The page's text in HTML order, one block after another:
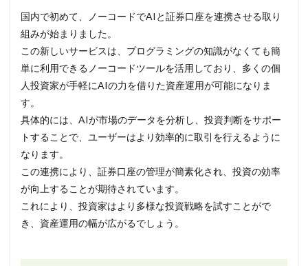
国内で初めて、ノーコードでAIと証券口座を連携させる取り
組みが始まりました。
この新しいサービスは、プログラミングの知識がなくても簡
単に利用できるノーコードツールを活用しており、多くの個
人投資家が手軽にAIの力を借りた資産運用が可能になりま
す。
具体的には、AIが市場のデータを分析し、投資判断をサポー
トすることで、ユーザーはより効率的に取引を行えるように
なります。
この連携により、証券口座の管理が簡素化され、投資の効率
が向上することが期待されています。
これにより、投資家はより多様な投資戦略を試すことがで
き、資産運用の幅が広がるでしょう。